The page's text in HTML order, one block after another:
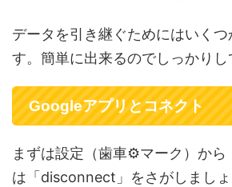
データを引き継ぐためにはいく
す。簡単に出来るのでしっかりし
Googleアプリとコネクト
まずは設定（歯車⚙マーク）か
は「disconnect」をさがしましょ